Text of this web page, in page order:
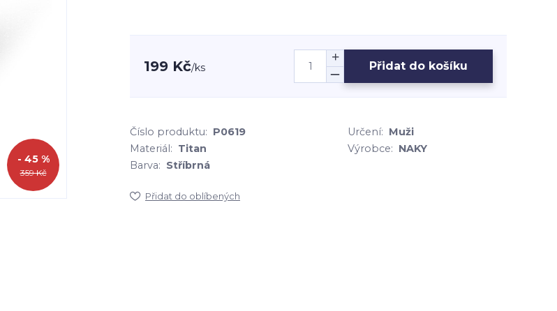
359 Kč
- 45 %
199 Kč/ks Přidat do košíku
Číslo produktu: P0619 Určení: Muži
Materiál: Titan Výrobce: NAKY
Barva: Stříbrná
Přidat do oblíbených